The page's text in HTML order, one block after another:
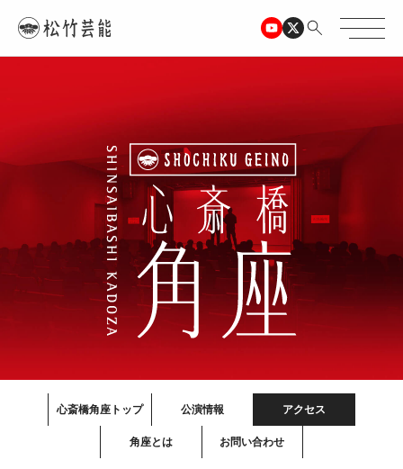
心斎橋角座トップ 公演情報 アクセス
角座とは お問い合わせ